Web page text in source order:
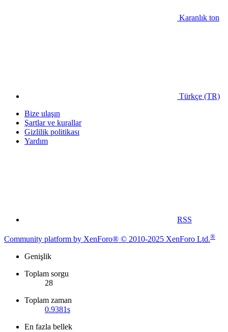
Karanlık ton
Türkçe (TR)
Bize ulaşın
Şartlar ve kurallar
Gizlilik politikası
Yardım
RSS
Community platform by XenForo® © 2010-2025 XenForo Ltd.®
Genişlik
Toplam sorgu
28
Toplam zaman
0.9381s
En fazla bellek